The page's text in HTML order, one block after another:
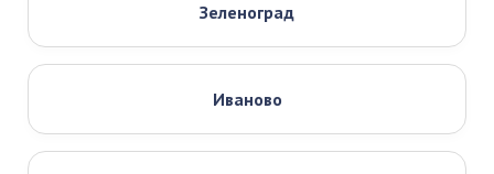
Зеленоград
Иваново